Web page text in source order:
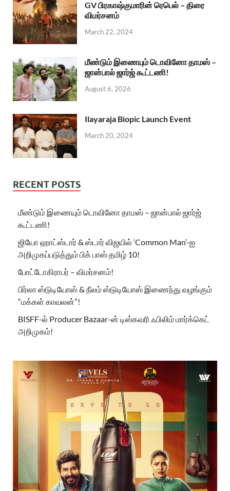
GV பிரகாஷ்குமாரின் ரெபெல் – திரை
விமர்சனம்
March 22, 2024
மீண்டும் இணையும் டொவினோ தாமஸ் –
ஜான்பால் ஜார்ஜ் கூட்டணி!
August 6, 2026
Ilayaraja Biopic Launch Event
March 20, 2024
RECENT POSTS
மீண்டும் இணையும் டொவினோ தாமஸ் – ஜான்பால் ஜார்ஜ்
கூட்டணி!
ஜியோ ஹாட்ஸ்டார் & ஸ்டார் விஜயில் ‘Common Man’-ஐ
அறிமுகப்படுத்தும் பிக் பாஸ் தமிழ் 10!
போட்டோகிராபர் – விமர்சனம்!
பிர்லா ஸ்டுடியோஸ் & நீலம் ஸ்டுடியோஸ் இணைந்து வழங்கும்
“மக்கள் காவலன்”!
BISFF-ல் Producer Bazaar-ன் டிஸ்கவரி ஃபிலிம் மார்க்கெட்
அறிமுகம்!